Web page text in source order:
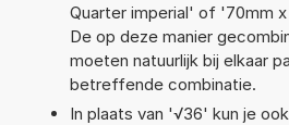
Quarter imperial' of '70mm
De op deze manier
moeten natuurlijk bij elkaar
betreffende combinatie.
In plaats van '√36' kun je